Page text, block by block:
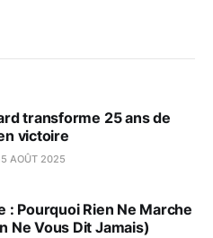
transforme 25 ans de
victoire
AOÛT 2025
: Pourquoi Rien Ne Marche
Ne Vous Dit Jamais)